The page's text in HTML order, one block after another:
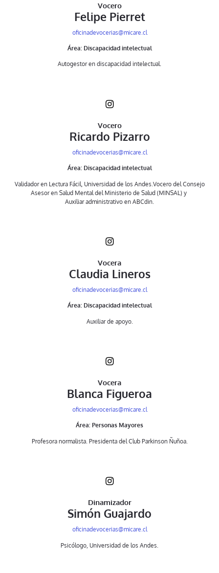
Vocero
Felipe Pierret
oficinadevocerias@micare.cl
Área: Discapacidad intelectual
Autogestor en discapacidad intelectual.
Vocero
Ricardo Pizarro
oficinadevocerias@micare.cl
Área: Discapacidad intelectual
Validador en Lectura Fácil, Universidad de los Andes.Vocero del Consejo
Asesor en Salud Mental del Ministerio de Salud (MINSAL) y
Auxiliar administrativo en ABCdin.
Vocera
Claudia Lineros
oficinadevocerias@micare.cl
Área: Discapacidad intelectual
Auxiliar de apoyo.
Vocera
Blanca Figueroa
oficinadevocerias@micare.cl
Área: Personas Mayores
Profesora normalista. Presidenta del Club Parkinson Ñuñoa.
Dinamizador
Simón Guajardo
oficinadevocerias@micare.cl
Psicólogo, Universidad de los Andes.